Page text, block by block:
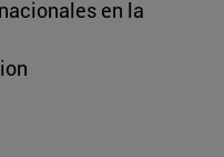
en la